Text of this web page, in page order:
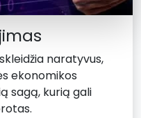
naratyvus,
ekonomikos
sagą, kurią gali